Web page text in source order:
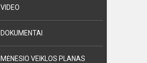
VIDEO
DOKUMENTAI
MĖNESIO VEIKLOS PLANAS